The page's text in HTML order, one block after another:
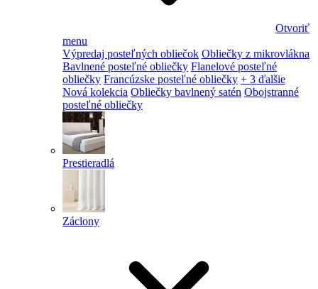
Otvoriť
menu
Výpredaj posteľných obliečok Obliečky z mikrovlákna
Bavlnené posteľné obliečky Flanelové posteľné
obliečky Francúzske posteľné obliečky + 3 ďalšie
Nová kolekcia Obliečky bavlnený satén Obojstranné
posteľné obliečky
Prestieradlá
Záclony